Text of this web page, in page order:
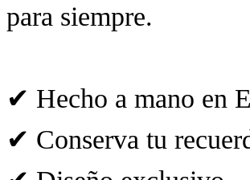
para siempre.
✔ Hecho a mano en
✔ Conserva tu